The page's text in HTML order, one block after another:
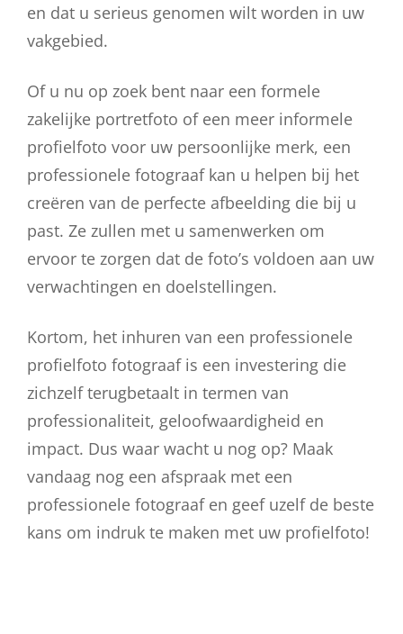
en dat u serieus genomen wilt worden in uw
vakgebied.
Of u nu op zoek bent naar een formele
zakelijke portretfoto of een meer informele
profielfoto voor uw persoonlijke merk, een
professionele fotograaf kan u helpen bij het
creëren van de perfecte afbeelding die bij u
past. Ze zullen met u samenwerken om
ervoor te zorgen dat de foto’s voldoen aan uw
verwachtingen en doelstellingen.
Kortom, het inhuren van een professionele
profielfoto fotograaf is een investering die
zichzelf terugbetaalt in termen van
professionaliteit, geloofwaardigheid en
impact. Dus waar wacht u nog op? Maak
vandaag nog een afspraak met een
professionele fotograaf en geef uzelf de beste
kans om indruk te maken met uw profielfoto!